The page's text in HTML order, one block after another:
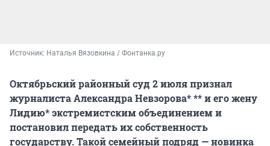
Источник: Наталья Вязовкина / Фонтанка.ру
Октябрьский районный суд 2 июля признал
журналиста Александра Невзорова* ** и его жену
Лидию* экстремистским объединением и
постановил передать их собственность
государству. Такой семейный подряд — новинка